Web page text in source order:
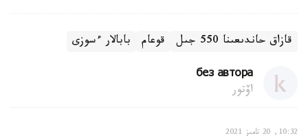
قازاق حاندىعىنا 550 جىل قوعام بابالار ءسوزى
без автора
اۆتور
10:32, 20 تامىز 2021